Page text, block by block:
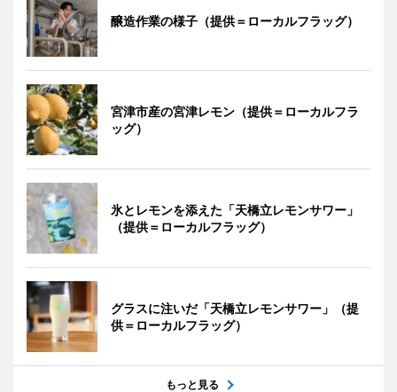
醸造作業の様子（提供＝ローカルフラッグ）
宮津市産の宮津レモン（提供＝ローカルフラ
ッグ）
氷とレモンを添えた「天橋立レモンサワー」
（提供＝ローカルフラッグ）
グラスに注いだ「天橋立レモンサワー」（提
供＝ローカルフラッグ）
もっと見る